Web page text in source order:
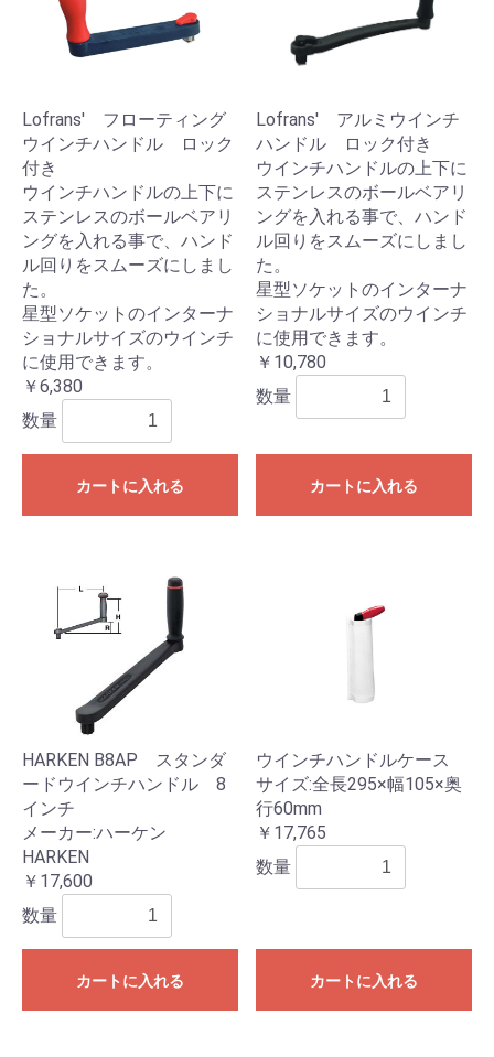
Lofrans' フローティング
ウインチハンドル ロック
付き
ウインチハンドルの上下に
ステンレスのボールベアリ
ングを入れる事で、ハンド
ル回りをスムーズにしまし
た。
星型ソケットのインターナ
ショナルサイズのウインチ
に使用できます。
￥6,380
数量
カートに入れる
Lofrans' アルミウインチ
ハンドル ロック付き
ウインチハンドルの上下に
ステンレスのボールベアリ
ングを入れる事で、ハンド
ル回りをスムーズにしまし
た。
星型ソケットのインターナ
ショナルサイズのウインチ
に使用できます。
￥10,780
数量
カートに入れる
HARKEN B8AP スタンダ
ードウインチハンドル 8
インチ
メーカー:ハーケン
HARKEN
￥17,600
数量
カートに入れる
ウインチハンドルケース
サイズ:全長295×幅105×奥
行60mm
￥17,765
数量
カートに入れる